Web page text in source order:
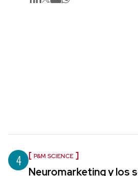
4 P&M SCIENCE
Neuromarketing y los